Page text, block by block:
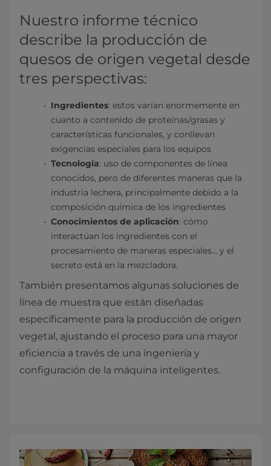
Nuestro informe técnico
describe la producción de
quesos de origen vegetal desde
tres perspectivas:
Ingredientes: estos varían enormemente en
cuanto a contenido de proteínas/grasas y
características funcionales, y conllevan
exigencias especiales para los equipos
Tecnología: uso de componentes de línea
conocidos, pero de diferentes maneras que la
industria lechera, principalmente debido a la
composición química de los ingredientes
Conocimientos de aplicación: cómo
interactúan los ingredientes con el
procesamiento de maneras especiales... y el
secreto está en la mezcladora.
También presentamos algunas soluciones de
línea de muestra que están diseñadas
específicamente para la producción de origen
vegetal, ajustando el proceso para una mayor
eficiencia a través de una ingeniería y
configuración de la máquina inteligentes.